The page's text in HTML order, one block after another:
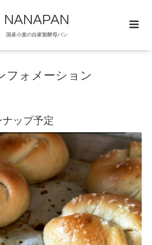
NANAPAN
国産小麦の自家製酵母パン
フォメーション
ップ予定